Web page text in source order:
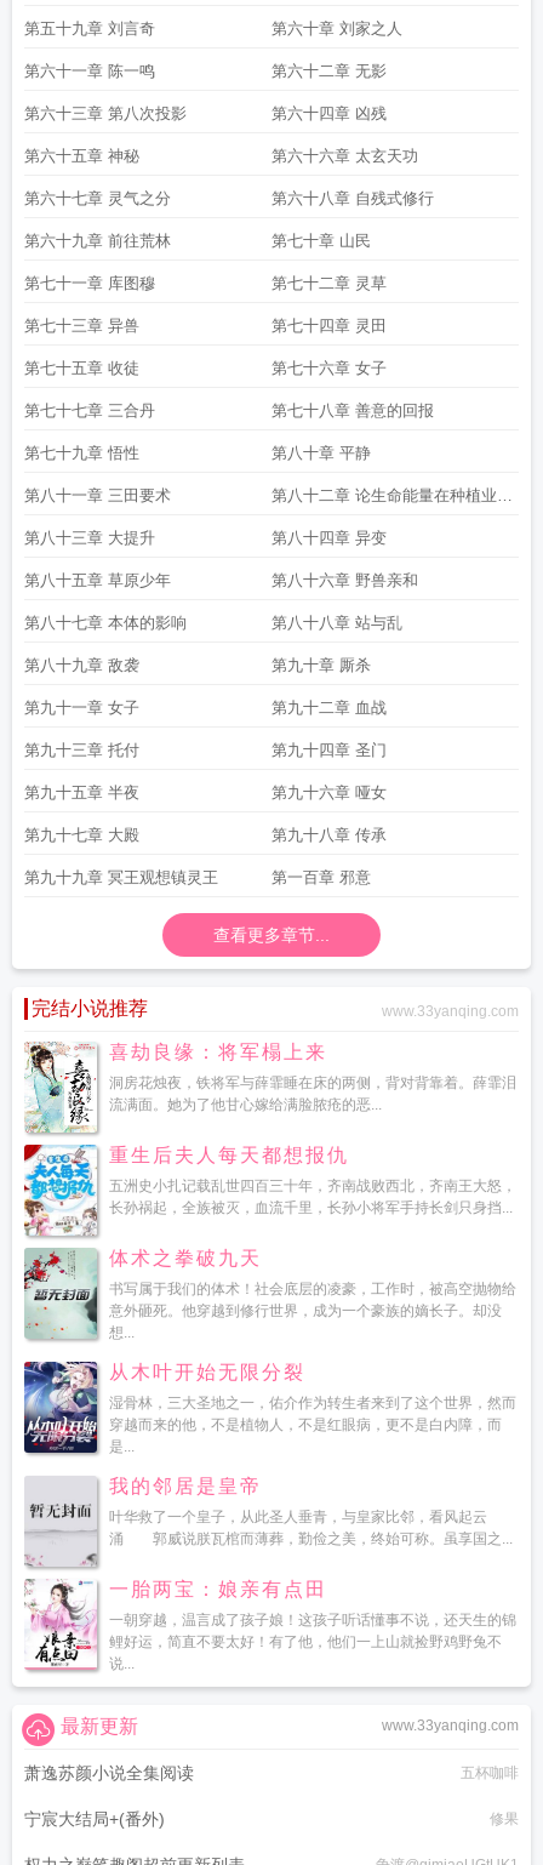
第五十九章 刘言奇 第六十章 刘家之人
第六十一章 陈一鸣 第六十二章 无影
第六十三章 第八次投影 第六十四章 凶残
第六十五章 神秘 第六十六章 太玄天功
第六十七章 灵气之分 第六十八章 自残式修行
第六十九章 前往荒林 第七十章 山民
第七十一章 库图穆 第七十二章 灵草
第七十三章 异兽 第七十四章 灵田
第七十五章 收徒 第七十六章 女子
第七十七章 三合丹 第七十八章 善意的回报
第七十九章 悟性 第八十章 平静
第八十一章 三田要术 第八十二章 论生命能量在种植业的
运用
第八十三章 大提升 第八十四章 异变
第八十五章 草原少年 第八十六章 野兽亲和
第八十七章 本体的影响 第八十八章 站与乱
第八十九章 敌袭 第九十章 厮杀
第九十一章 女子 第九十二章 血战
第九十三章 托付 第九十四章 圣门
第九十五章 半夜 第九十六章 哑女
第九十七章 大殿 第九十八章 传承
第九十九章 冥王观想镇灵王 第一百章 邪意
查看更多章节...
完结小说推荐 www.33yanqing.com
喜劫良缘：将军榻上来
洞房花烛夜，铁将军与薛霏睡在床的两侧，背对背靠着。薛霏泪
流满面。她为了他甘心嫁给满脸脓疮的恶...
重生后夫人每天都想报仇
五洲史小扎记载乱世四百三十年，齐南战败西北，齐南王大怒，
长孙祸起，全族被灭，血流千里，长孙小将军手持长剑只身挡...
体术之拳破九天
书写属于我们的体术！社会底层的凌豪，工作时，被高空抛物给
意外砸死。他穿越到修行世界，成为一个豪族的嫡长子。却没
想...
从木叶开始无限分裂
湿骨林，三大圣地之一，佑介作为转生者来到了这个世界，然而
穿越而来的他，不是植物人，不是红眼病，更不是白内障，而
是...
我的邻居是皇帝
叶华救了一个皇子，从此圣人垂青，与皇家比邻，看风起云
涌 郭威说朕瓦棺而薄葬，勤俭之美，终始可称。虽享国之...
一胎两宝：娘亲有点田
一朝穿越，温言成了孩子娘！这孩子听话懂事不说，还天生的锦
鲤好运，简直不要太好！有了他，他们一上山就捡野鸡野兔不
说...
www.33yanqing.com
最新更新
萧逸苏颜小说全集阅读 五杯咖啡
宁宸大结局+(番外) 修果